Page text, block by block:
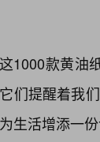
这1000款黄油
们提醒着我
生活增添一